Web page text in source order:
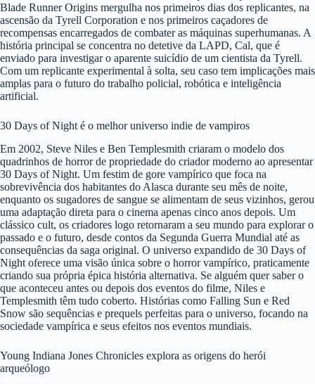
Blade Runner Origins mergulha nos primeiros dias dos replicantes, na
ascensão da Tyrell Corporation e nos primeiros caçadores de
recompensas encarregados de combater as máquinas superhumanas. A
história principal se concentra no detetive da LAPD, Cal, que é
enviado para investigar o aparente suicídio de um cientista da Tyrell.
Com um replicante experimental à solta, seu caso tem implicações mais
amplas para o futuro do trabalho policial, robótica e inteligência
artificial.
30 Days of Night é o melhor universo indie de vampiros
Em 2002, Steve Niles e Ben Templesmith criaram o modelo dos
quadrinhos de horror de propriedade do criador moderno ao apresentar
30 Days of Night. Um festim de gore vampírico que foca na
sobrevivência dos habitantes do Alasca durante seu mês de noite,
enquanto os sugadores de sangue se alimentam de seus vizinhos, gerou
uma adaptação direta para o cinema apenas cinco anos depois. Um
clássico cult, os criadores logo retornaram a seu mundo para explorar o
passado e o futuro, desde contos da Segunda Guerra Mundial até as
consequências da saga original. O universo expandido de 30 Days of
Night oferece uma visão única sobre o horror vampírico, praticamente
criando sua própria épica história alternativa. Se alguém quer saber o
que aconteceu antes ou depois dos eventos do filme, Niles e
Templesmith têm tudo coberto. Histórias como Falling Sun e Red
Snow são sequências e prequels perfeitas para o universo, focando na
sociedade vampírica e seus efeitos nos eventos mundiais.
Young Indiana Jones Chronicles explora as origens do herói
arqueólogo